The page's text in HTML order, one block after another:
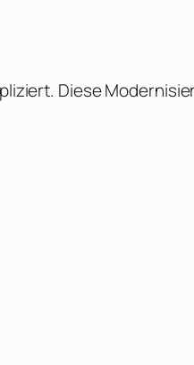
Diese